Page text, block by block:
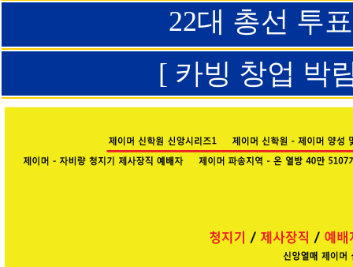
22대 총선 투
[ 카빙 창업 박